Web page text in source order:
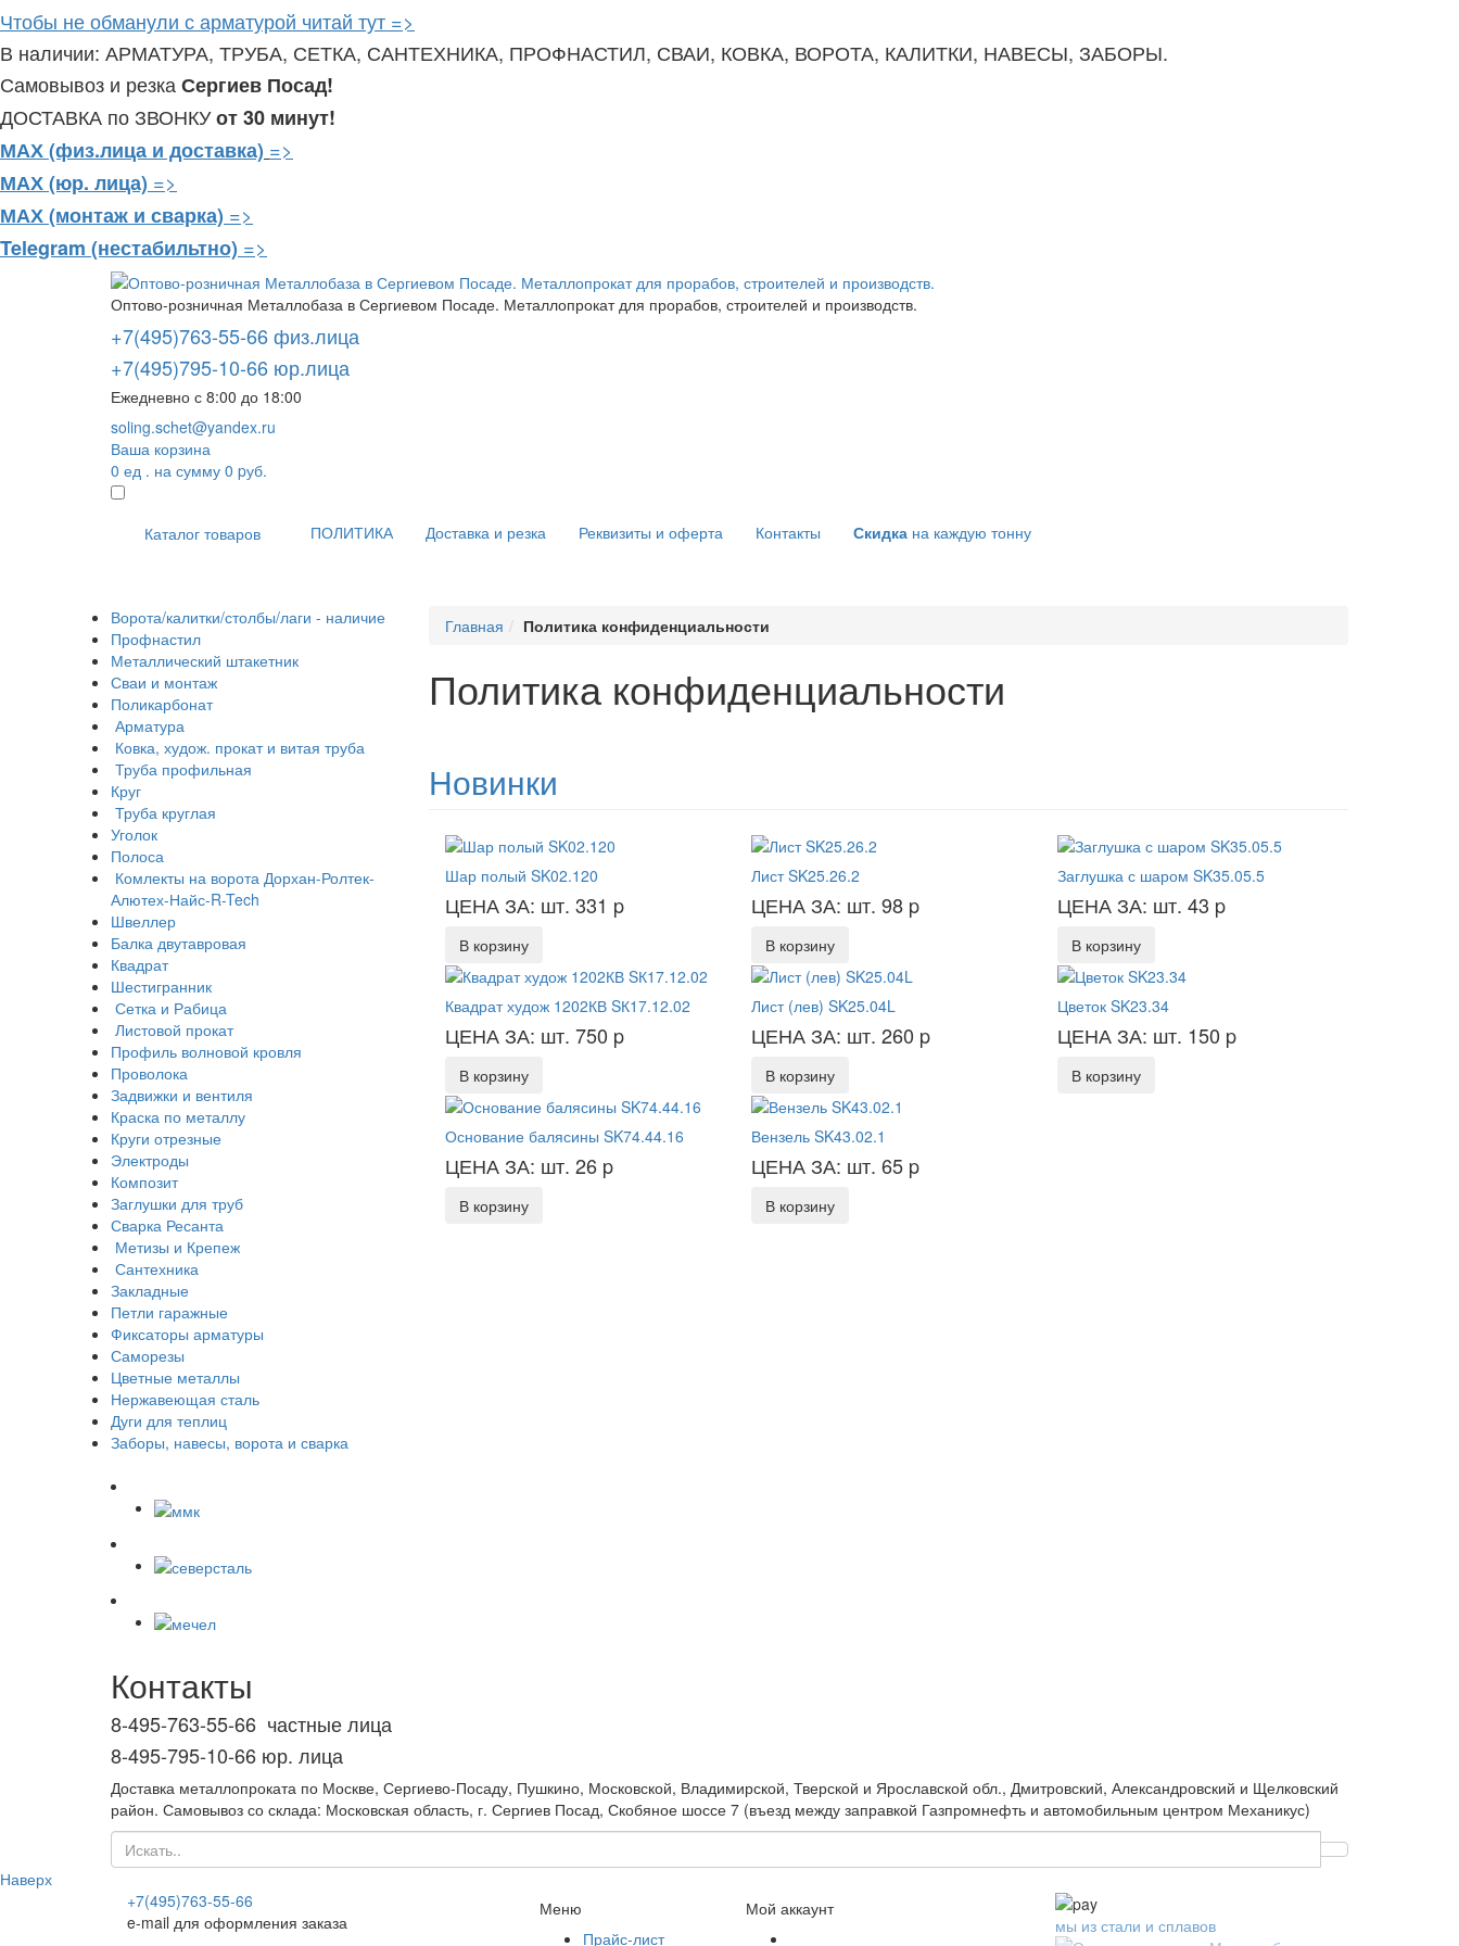
Чтобы не обманули с арматурой читай тут =>
В наличии: АРМАТУРА, ТРУБА, СЕТКА, САНТЕХНИКА, ПРОФНАСТИЛ, СВАИ, КОВКА, ВОРОТА, КАЛИТКИ, НАВЕСЫ, ЗАБОРЫ.
Самовывоз и резка Сергиев Посад!
ДОСТАВКА по ЗВОНКУот 30 минут!
МАХ (физ.лица и доставка) =>
МАХ (юр. лица) =>
МАХ (монтаж и сварка) =>
Telegram (нестабильтно) =>
Оптово-розничная Металлобаза в Сергиевом Посаде. Металлопрокат для прорабов, строителей и производств.
+7(495)763-55-66 физ.лица
+7(495)795-10-66 юр.лица
Ежедневно с 8:00 до 18:00
soling.schet@yandex.ru
Ваша корзина
0 ед . на сумму 0 pуб.
Каталог товаров ПОЛИТИКА Доставка и резка Реквизиты и оферта Контакты Скидка на каждую тонну
Ворота/калитки/столбы/лаги - наличие
Профнастил
Металлический штакетник
Сваи и монтаж
Поликарбонат
Арматура
Ковка, худож. прокат и витая труба
Труба профильная
Круг
Труба круглая
Уголок
Полоса
Комлекты на ворота Дорхан-Ролтек-
Алютех-Найс-R-Tech
Швеллер
Балка двутавровая
Квадрат
Шестигранник
Сетка и Рабица
Листовой прокат
Профиль волновой кровля
Проволока
Задвижки и вентиля
Краска по металлу
Круги отрезные
Электроды
Композит
Заглушки для труб
Сварка Ресанта
Метизы и Крепеж
Сантехника
Закладные
Петли гаражные
Фиксаторы арматуры
Саморезы
Цветные металлы
Нержавеющая сталь
Дуги для теплиц
Заборы, навесы, ворота и сварка
Главная Политика конфиденциальности
Политика конфиденциальности
Новинки
Шар полый SK02.120
ЦЕНА ЗА: шт. 331 p
В корзину
Лист SK25.26.2
ЦЕНА ЗА: шт. 98 p
В корзину
Заглушка с шаром SK35.05.5
ЦЕНА ЗА: шт. 43 p
В корзину
Квадрат худож 1202КВ SК17.12.02
ЦЕНА ЗА: шт. 750 p
В корзину
Лист (лев) SK25.04L
ЦЕНА ЗА: шт. 260 p
В корзину
Цветок SK23.34
ЦЕНА ЗА: шт. 150 p
В корзину
Основание балясины SK74.44.16
ЦЕНА ЗА: шт. 26 p
В корзину
Вензель SK43.02.1
ЦЕНА ЗА: шт. 65 p
В корзину
Контакты
8-495-763-55-66 частные лица
8-495-795-10-66 юр. лица
Доставка металлопроката по Москве, Сергиево-Посаду, Пушкино, Московской, Владимирской, Тверской и Ярославской обл., Дмитровский, Александровский и Щелковский
район. Самовывоз со склада: Московская область, г. Сергиев Посад, Скобяное шоссе 7 (въезд между заправкой Газпромнефть и автомобильным центром Механикус)
Наверх
+7(495)763-55-66
e-mail для оформления заказа
Меню
Прайс-лист
Мой аккаунт
мы из стали и сплавов